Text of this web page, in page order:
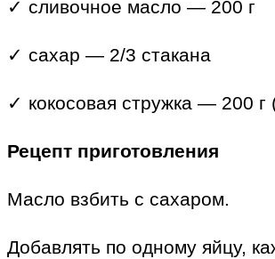
✓ сливочное масло — 200 г
✓ сахар — 2/3 стакана
✓ кокосовая стружка — 200
Рецепт приготовления
Масло взбить с сахаром.
Добавлять по одному яйцу,